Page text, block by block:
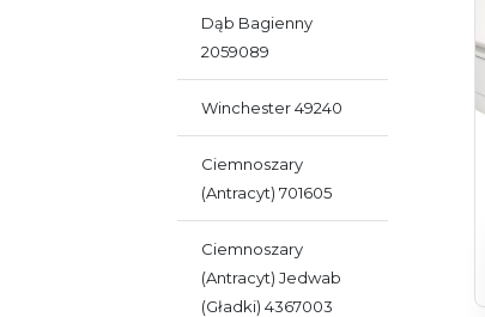
Dąb Bagienny
2059089
Winchester 49240
Ciemnoszary
(antracyt) 701605
Ciemnoszary
(antracyt) Jedwab
(gładki) 4367003